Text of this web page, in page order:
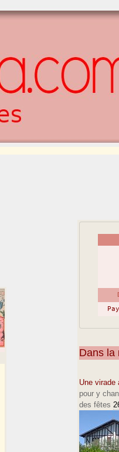
Dans la
Une virade
pour y
des fêtes